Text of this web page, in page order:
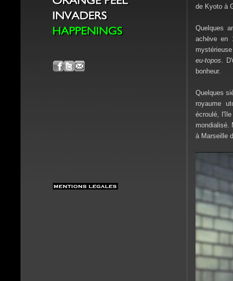
de Kyoto à
Quelques
achève en
mystérieuse
eu-topos.
bonheur.
Quelques
royaume
écroulé,
mondialisé.
à Marseille